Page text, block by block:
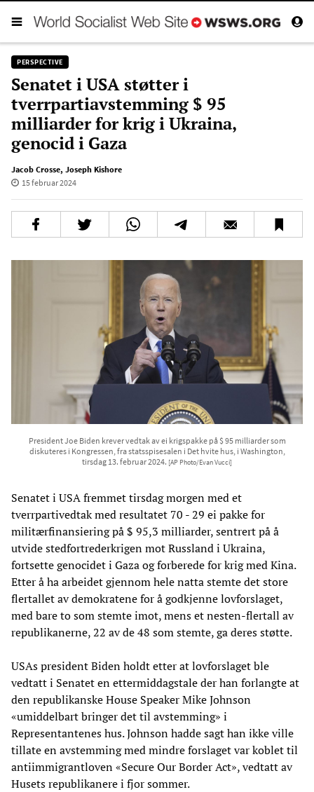
PERSPECTIVE
Senatet i USA støtter i
tverrpartiavstemming $ 95
milliarder for krig i Ukraina,
genocid i Gaza
Jacob Crosse, Joseph Kishore
15 februar 2024
President Joe Biden krever vedtak av ei krigspakke på $ 95 milliarder som
diskuteres i Kongressen, fra statsspisesalen i Det hvite hus, i Washington,
tirsdag 13. februar 2024. [AP Photo/Evan Vucci]
Senatet i USA fremmet tirsdag morgen med et
tverrpartivedtak med resultatet 70 - 29 ei pakke for
militærfinansiering på $ 95,3 milliarder, sentrert på å
utvide stedfortrederkrigen mot Russland i Ukraina,
fortsette genocidet i Gaza og forberede for krig med Kina.
Etter å ha arbeidet gjennom hele natta stemte det store
flertallet av demokratene for å godkjenne lovforslaget,
med bare to som stemte imot, mens et nesten-flertall av
republikanerne, 22 av de 48 som stemte, ga deres støtte.
USAs president Biden holdt etter at lovforslaget ble
vedtatt i Senatet en ettermiddagstale der han forlangte at
den republikanske House Speaker Mike Johnson
«umiddelbart bringer det til avstemming» i
Representantenes hus. Johnson hadde sagt han ikke ville
tillate en avstemming med mindre forslaget var koblet til
antiimmigrantloven «Secure Our Border Act», vedtatt av
Husets republikanere i fjor sommer.